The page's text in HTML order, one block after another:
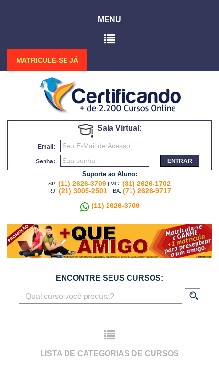
MENU
MATRICULE-SE JÁ
Sala Virtual:
Email:
Senha: ENTRAR
Suporte ao Aluno:
SP: (11) 2626-3709 | MG: (31) 2626-1702
RJ: (21) 3005-2501 | BA: (71) 2626-9717
(11) 2626-3709
ENCONTRE SEUS CURSOS:
LISTA DE CATEGORIAS DE CURSOS